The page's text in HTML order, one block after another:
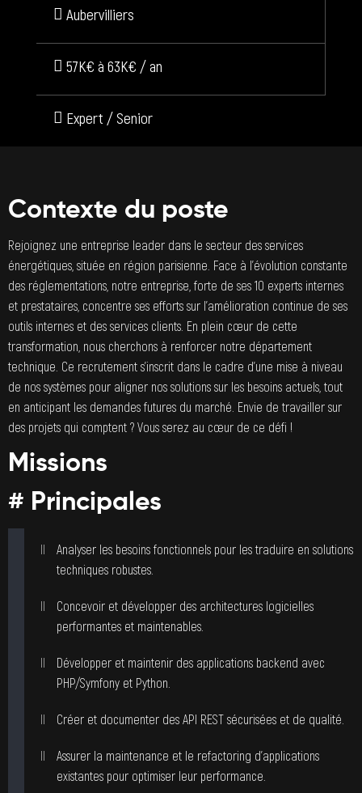
Aubervilliers
57K€ à 63K€ / an
Expert / Senior
Contexte du poste
Rejoignez une entreprise leader dans le secteur des services
énergétiques, située en région parisienne. Face à l’évolution constante
des réglementations, notre entreprise, forte de ses 10 experts internes
et prestataires, concentre ses efforts sur l’amélioration continue de ses
outils internes et des services clients. En plein cœur de cette
transformation, nous cherchons à renforcer notre département
technique. Ce recrutement s’inscrit dans le cadre d’une mise à niveau
de nos systèmes pour aligner nos solutions sur les besoins actuels, tout
en anticipant les demandes futures du marché. Envie de travailler sur
des projets qui comptent ? Vous serez au cœur de ce défi !
Missions
# Principales
Analyser les besoins fonctionnels pour les traduire en solutions
techniques robustes.
Concevoir et développer des architectures logicielles
performantes et maintenables.
Développer et maintenir des applications backend avec
PHP/Symfony et Python.
Créer et documenter des API REST sécurisées et de qualité.
Assurer la maintenance et le refactoring d’applications
existantes pour optimiser leur performance.